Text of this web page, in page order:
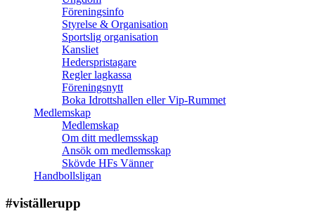
Föreningsinfo
Styrelse & Organisation
Sportslig organisation
Kansliet
Hederspristagare
Regler lagkassa
Föreningsnytt
Boka Idrottshallen eller Vip-Rummet
Medlemskap
Medlemskap
Om ditt medlemsskap
Ansök om medlemsskap
Skövde HFs Vänner
Handbollsligan
#viställerupp